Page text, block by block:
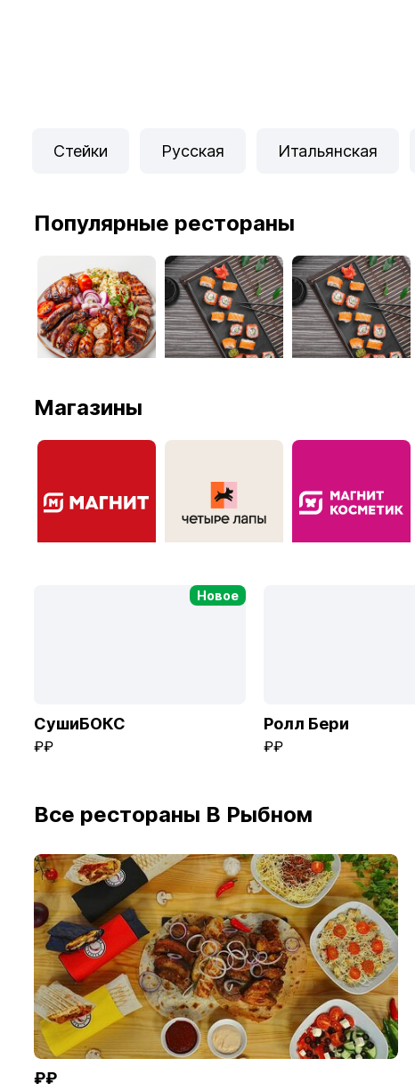
Стейки Русская Итальянская
Популярные рестораны
Магазины
Новое
СушиБОКС
₽₽
Ролл Бери
₽₽
Все рестораны В Рыбном
₽₽